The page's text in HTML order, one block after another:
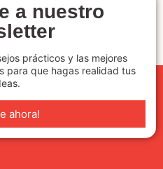
a nuestro
prácticos y las mejores
para que hagas realidad tus
ahora!